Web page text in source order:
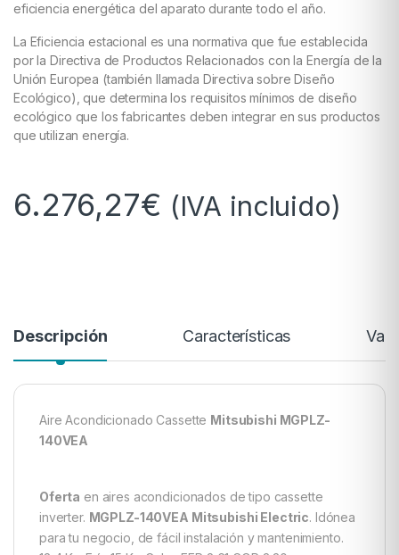
eficiencia energética del aparato durante todo el año.
La Eficiencia estacional es una normativa que fue establecida
por la Directiva de Productos Relacionados con la Energía de la
Unión Europea (también llamada Directiva sobre Diseño
Ecológico), que determina los requisitos mí­nimos de diseño
ecológico que los fabricantes deben integrar en sus productos
que utilizan energía.
6.276,27€ (IVA incluido)
Descripción Características
Aire Acondicionado Cassette Mitsubishi MGPLZ-
140VEA
Oferta en aires acondicionados de tipo cassette
inverter. MGPLZ-140VEA Mitsubishi Electric. Idónea
para tu negocio, de fácil instalación y mantenimiento.